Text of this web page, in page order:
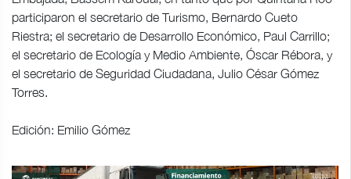
participaron el secretario de Turismo, Bernardo Cueto
Riestra; el secretario de Desarrollo Económico, Paul Carrillo;
el secretario de Ecología y Medio Ambiente, Óscar Rébora, y
el secretario de Seguridad Ciudadana, Julio César Gómez
Torres.
Edición: Emilio Gómez